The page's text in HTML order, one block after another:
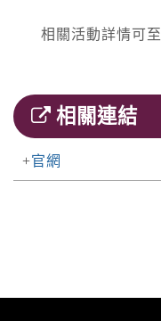
相關活動詳情可至
相關連結
官網